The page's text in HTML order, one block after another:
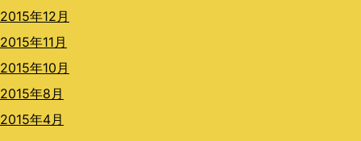
2015年12月
2015年11月
2015年10月
2015年8月
2015年4月